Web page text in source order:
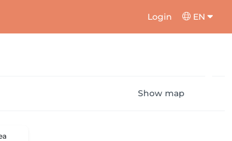
Login EN
Show map